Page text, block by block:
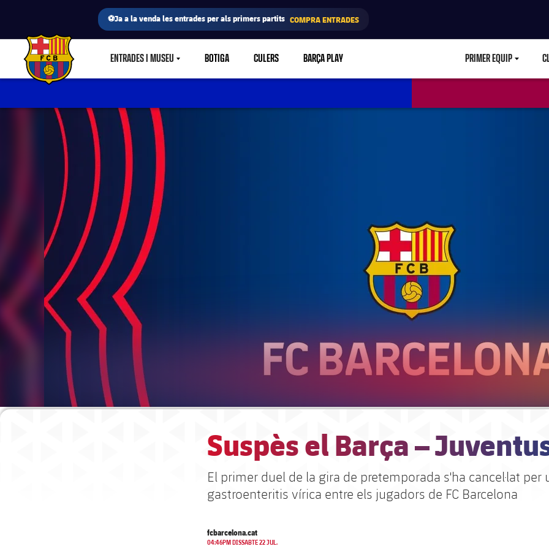
⚽Ja a la venda les entrades per als primers partits COMPRA ENTRADES
FC Barcelona club badge ENTRADES I MUSEULABEL.SHARE.CARETDOWN
BOTIGA CULERS BARÇA PLAY PRIMER EQUIP
Suspès el Barça –
El primer duel de la gira de pretemporada s'ha cancel·lat per
gastroenteritis vírica entre els jugadors de FC Barcelona
fcbarcelona.cat
04:46PM DISSABTE 22 JUL.